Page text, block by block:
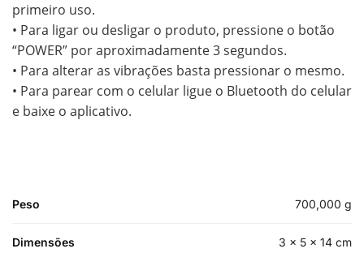
primeiro uso.
• Para ligar ou desligar o produto, pressione o botão
“POWER” por aproximadamente 3 segundos.
• Para alterar as vibrações basta pressionar o mesmo.
• Para parear com o celular ligue o Bluetooth do celular
e baixe o aplicativo.
Peso 700,000 g
Dimensões 3 × 5 × 14 cm